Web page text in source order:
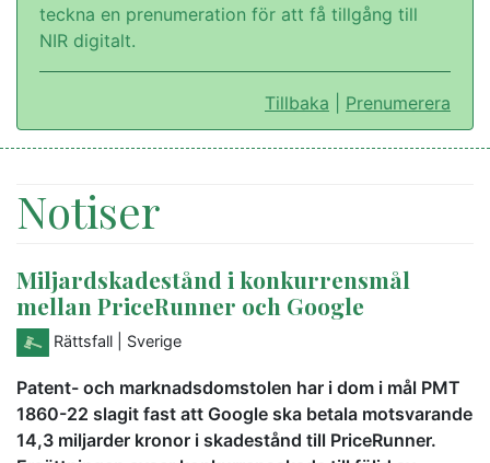
teckna en prenumeration för att få tillgång till
NIR digitalt.
Tillbaka Prenumerera
Notiser
Miljardskadestånd i konkurrensmål
mellan PriceRunner och Google
Rättsfall | Sverige
Patent- och marknadsdomstolen har i dom i mål PMT
1860-22 slagit fast att Google ska betala motsvarande
14,3 miljarder kronor i skadestånd till PriceRunner.